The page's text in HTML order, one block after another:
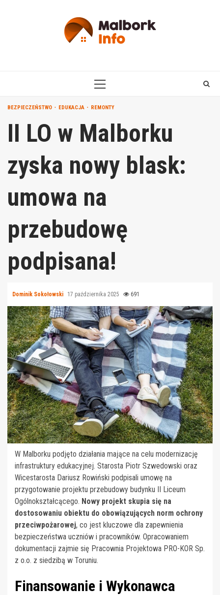
PRIMARY
BEZPIECZEŃSTWO EDUKACJA REMONTY
II LO w Malborku
zyska nowy blask:
umowa na
przebudowę
podpisana!
Dominik Sokołowski 17 października 2025 691
W Malborku podjęto działania mające na celu modernizację
infrastruktury edukacyjnej. Starosta Piotr Szwedowski oraz
Wicestarosta Dariusz Rowiński podpisali umowę na
przygotowanie projektu przebudowy budynku II Liceum
Ogólnokształcącego. Nowy projekt skupia się na
dostosowaniu obiektu do obowiązujących norm ochrony
przeciwpożarowej, co jest kluczowe dla zapewnienia
bezpieczeństwa uczniów i pracowników. Opracowaniem
dokumentacji zajmie się Pracownia Projektowa PRO-KOR Sp.
z o.o. z siedzibą w Toruniu.
Finansowanie i Wykonawca